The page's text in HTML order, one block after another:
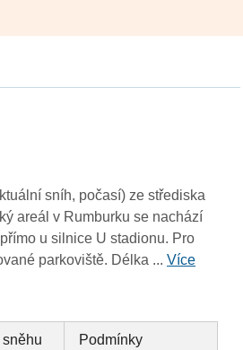
sníh, počasí) ze střediska
areál v Rumburku se nachází
u silnice U stadionu. Pro
parkoviště. Délka ...Více
sněhu Podmínky